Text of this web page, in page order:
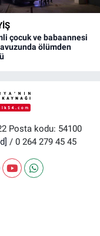
çocuk ve babaannesi
ölümden
Posta kodu: 54100
/ 0 264 279 45 45